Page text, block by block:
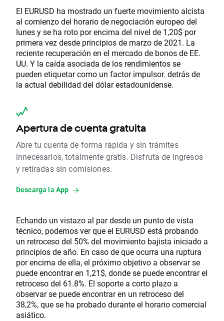
El EURUSD ha mostrado un fuerte movimiento alcista
al comienzo del horario de negociación europeo del
lunes y se ha roto por encima del nivel de 1,20$ por
primera vez desde principios de marzo de 2021. La
reciente recuperación en el mercado de bonos de EE.
UU. Y la caída asociada de los rendimientos se
pueden etiquetar como un factor impulsor. detrás de
la actual debilidad del dólar estadounidense.
Apertura de cuenta gratuita
Abre tu cuenta de forma rápida y sin trámites
innecesarios, totalmente gratis. Disfruta de ingresos
y retiradas sin comisiones.
Descarga la App
Echando un vistazo al par desde un punto de vista
técnico, podemos ver que el EURUSD está probando
un retroceso del 50% del movimiento bajista iniciado a
principios de año. En caso de que ocurra una ruptura
por encima de ella, el próximo objetivo a observar se
puede encontrar en 1,21$, donde se puede encontrar el
retroceso del 61.8%. El soporte a corto plazo a
observar se puede encontrar en un retroceso del
38,2%, que se ha probado durante el horario comercial
asiático.